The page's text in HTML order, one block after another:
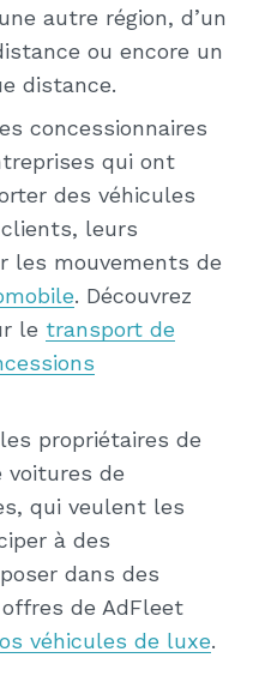
autre région, d’un
ou encore un
distance.
concessionnaires
qui ont
des véhicules
leurs
les mouvements de
. Découvrez
le transport de
propriétaires de
voitures de
qui veulent les
à des
dans des
de AdFleet
véhicules de luxe.